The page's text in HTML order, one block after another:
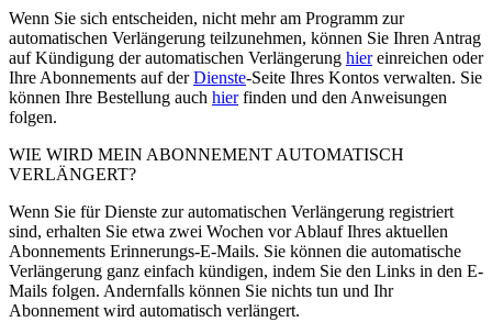
Wenn Sie sich entscheiden, nicht mehr am Programm zur
automatischen Verlängerung teilzunehmen, können Sie Ihren Antrag
auf Kündigung der automatischen Verlängerung hiereinreichen oder
Ihre Abonnements auf derDienste-Seite Ihres Kontos verwalten. Sie
können Ihre Bestellung auch hierfinden und den Anweisungen
folgen.
WIE WIRD MEIN ABONNEMENT AUTOMATISCH
VERLÄNGERT?
Wenn Sie für Dienste zur automatischen Verlängerung registriert
sind, erhalten Sie etwa zwei Wochen vor Ablauf Ihres aktuellen
Abonnements Erinnerungs-E-Mails. Sie können die automatische
Verlängerung ganz einfach kündigen, indem Sie den Links in den E-
Mails folgen. Andernfalls können Sie nichts tun und Ihr
Abonnement wird automatisch verlängert.